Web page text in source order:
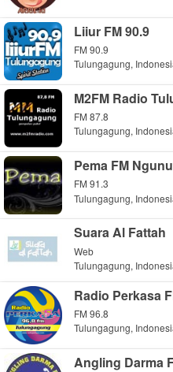
Liiur FM 90.9
FM 90.9
Tulungagung,
M2FM Radio
FM 87.8
Tulungagung,
Pema FM
FM 91.3
Tulungagung,
Suara Al Fattah
Web
Tulungagung,
Radio Perkasa
FM 96.8
Tulungagung,
Angling Darma